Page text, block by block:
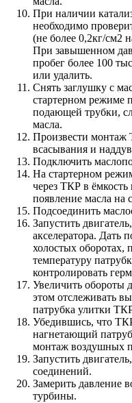
При наличии
необходимо
(не более 0,2кг/см2
При завышенном
пробег более 100
или удалить.
Снять заглушку с
стартерном режиме
подающей трубки,
масла.
Произвести монтаж
всасывания и
Подключить
На стартерном
через ТКР в
появление масла на
Подсоединить
Запустить
акселератора. Дать
холостых оборотах,
температуру
контролировать
Увеличить обороты
этом отслеживать
патрубка улитки
Убедившись, что
нагнетающий
монтаж воздушных
Запустить
соединений.
Замерить давление
турбины.